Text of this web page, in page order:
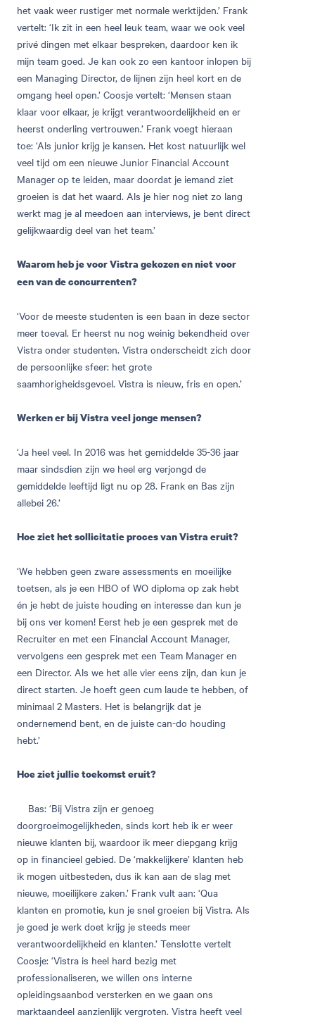
het vaak weer rustiger met normale werktijden.’ Frank
vertelt: ‘Ik zit in een heel leuk team, waar we ook veel
privé dingen met elkaar bespreken, daardoor ken ik
mijn team goed. Je kan ook zo een kantoor inlopen bij
een Managing Director, de lijnen zijn heel kort en de
omgang heel open.’ Coosje vertelt: ‘Mensen staan
klaar voor elkaar, je krijgt verantwoordelijkheid en er
heerst onderling vertrouwen.’ Frank voegt hieraan
toe: ‘Als junior krijg je kansen. Het kost natuurlijk wel
veel tijd om een nieuwe Junior Financial Account
Manager op te leiden, maar doordat je iemand ziet
groeien is dat het waard. Als je hier nog niet zo lang
werkt mag je al meedoen aan interviews, je bent direct
gelijkwaardig deel van het team.’
Waarom heb je voor Vistra gekozen en niet voor
een van de concurrenten?
‘Voor de meeste studenten is een baan in deze sector
meer toeval. Er heerst nu nog weinig bekendheid over
Vistra onder studenten. Vistra onderscheidt zich door
de persoonlijke sfeer: het grote
saamhorigheidsgevoel. Vistra is nieuw, fris en open.’
Werken er bij Vistra veel jonge mensen?
‘Ja heel veel. In 2016 was het gemiddelde 35-36 jaar
maar sindsdien zijn we heel erg verjongd de
gemiddelde leeftijd ligt nu op 28. Frank en Bas zijn
allebei 26.’
Hoe ziet het sollicitatie proces van Vistra eruit?
‘We hebben geen zware assessments en moeilijke
toetsen, als je een HBO of WO diploma op zak hebt
én je hebt de juiste houding en interesse dan kun je
bij ons ver komen! Eerst heb je een gesprek met de
Recruiter en met een Financial Account Manager,
vervolgens een gesprek met een Team Manager en
een Director. Als we het alle vier eens zijn, dan kun je
direct starten. Je hoeft geen cum laude te hebben, of
minimaal 2 Masters. Het is belangrijk dat je
ondernemend bent, en de juiste can-do houding
hebt.’
Hoe ziet jullie toekomst eruit?
Bas: ‘Bij Vistra zijn er genoeg
doorgroeimogelijkheden, sinds kort heb ik er weer
nieuwe klanten bij, waardoor ik meer diepgang krijg
op in financieel gebied. De ‘makkelijkere’ klanten heb
ik mogen uitbesteden, dus ik kan aan de slag met
nieuwe, moeilijkere zaken.’ Frank vult aan: ‘Qua
klanten en promotie, kun je snel groeien bij Vistra. Als
je goed je werk doet krijg je steeds meer
verantwoordelijkheid en klanten.’ Tenslotte vertelt
Coosje: ‘Vistra is heel hard bezig met
professionaliseren, we willen ons interne
opleidingsaanbod versterken en we gaan ons
marktaandeel aanzienlijk vergroten. Vistra heeft veel